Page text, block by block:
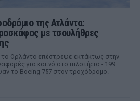
της Ατλάντα:
με τσουλήθρες
Ορλάντο επέστρεψε εκτάκτως στην
για καπνό στο πιλοτήριο - 199
το Boeing 757 στον τροχόδρομο.